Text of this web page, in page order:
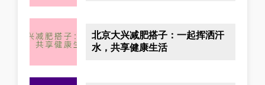
北京大兴减肥搭子：一起挥洒汗
水，共享健康生活